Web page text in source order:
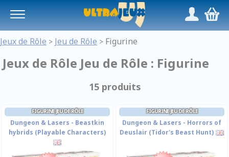
/,
Jeux de Rôle > Jeu de Rôle > Figurine
Jeux de Rôle Jeu de Rôle : Figurine
15 produits
FIGURINE JEU DE RÔLE
Dungeon & Lasers - Beastkin
hybrids (Playable Characters)
FIGURINE JEU DE RÔLE
Dungeon & Lasers - Horrors of
Deuslair (Tidor's Beast Hunt)